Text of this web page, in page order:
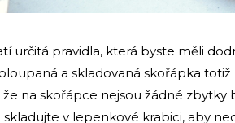
určitá pravidla, která byste měli
a skladovaná skořápka
že na skořápce nejsou žádné zbytky
skladujte v lepenkové krabici, aby